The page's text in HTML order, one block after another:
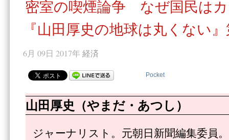
密室の喫煙論争 なぜ国民は
『山田厚史の地球は丸くない
6月 09日 2017年 経済
Pocket
山田厚史（やまだ・あつし）
ジャーナリスト。元朝日新聞編集委員